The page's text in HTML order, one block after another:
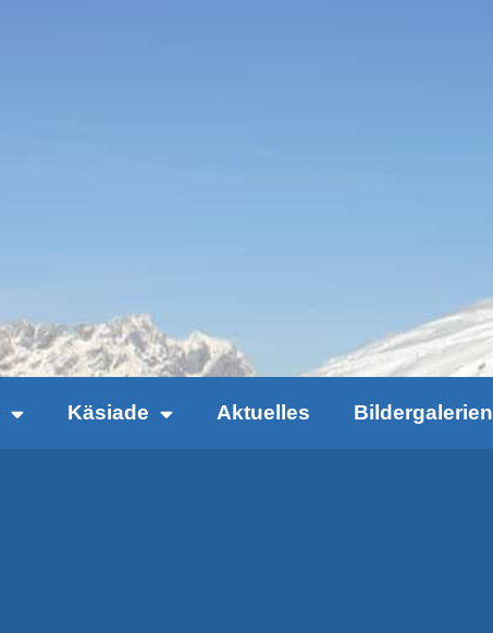
Käsiade Aktuelles Bildergalerien